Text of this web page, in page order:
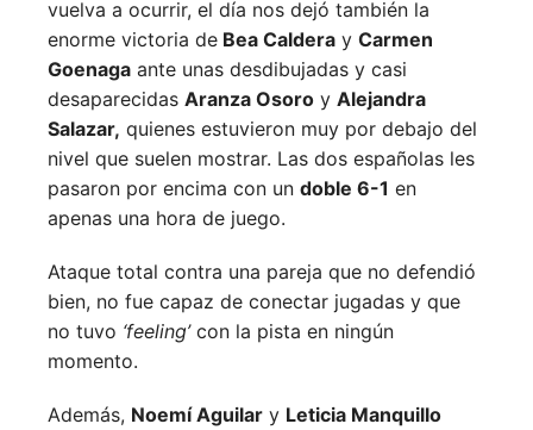
vuelva a ocurrir, el día nos dejó también la
enorme victoria de Bea Caldera y Carmen
Goenaga ante unas desdibujadas y casi
desaparecidas Aranza Osoro y Alejandra
Salazar, quienes estuvieron muy por debajo del
nivel que suelen mostrar. Las dos españolas les
pasaron por encima con un doble 6-1 en
apenas una hora de juego.
Ataque total contra una pareja que no defendió
bien, no fue capaz de conectar jugadas y que
no tuvo ‘feeling’con la pista en ningún
momento.
Además, Noemí Aguilar y Leticia Manquillo